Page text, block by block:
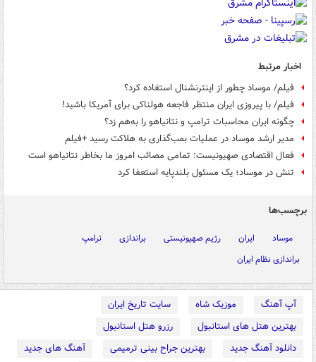
اخبار مرتبط
فیلم/ موساد چطور از اینترنشنال استفاده کرد؟
فیلم/ با پیروزی ایران منتظر فاجعه هولناکی برای آمریکا باشید!
چگونه ایران محاسبات ترامپ و نتانیاهو را به‌هم زد؟
مدیر ارشد موساد در عملیات بمب‌گذاری به هلاکت رسید +فیلم
فعال اقتصادی صهیونیست: تمامی مصائب امروز ما بخاطر نتانیاهو است
تنش در موساد؛ یک مسئول بلندپایه استعفا کرد
برچسب‌ها
موساد ایران رژیم صهیونیستی براندازی
ترامپ
براندازی نظام ایران
آپ آهنگ موزیک شاه
سایت تاریخ ایران
بهترین هتل های استانبول
رزرو هتل استانبول
دانلود آهنگ جدید
بهترین جراح بینی ترمیمی
آهنگ های جدید